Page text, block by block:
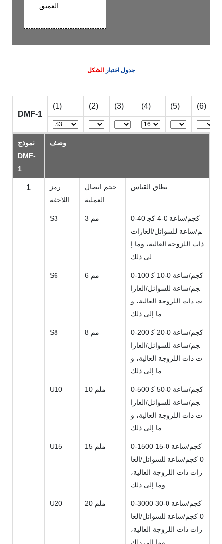
العميق
جدول اختيار الشكل
DMF-1
(1) (2) (3) (4) (5) (6)
نموذج
DMF-
1
وصف
1
رمز
اللاحقة
حجم اتصال
العملية
نطاق القياس
S3 3 مم
0-40 كجم/ساعة 0-4 كج
م/ساعة للسوائل/الغازات
ذات اللزوجة العالية، وما إ
S6 6 مم
0-100 كجم/ساعة 0-10 ك
جم/ساعة للسوائل/الغازا
ت ذات اللزوجة العالية، و
S8 8 مم
0-200 كجم/ساعة 0-20 ك
جم/ساعة للسوائل/الغازا
ت ذات اللزوجة العالية، و
U10 10 ملم
0-500 كجم/ساعة 0-50 ك
جم/ساعة للسوائل/الغازا
ت ذات اللزوجة العالية، و
U15 15 ملم
0-1500 كجم/ساعة 0-15
0 كجم/ساعة للسوائل/الغا
زات ذات اللزوجة العالية،
U20 20 ملم
0-3000 كجم/ساعة 0-30
0 كجم/ساعة للسوائل/الغا
زات ذات اللزوجة العالية،